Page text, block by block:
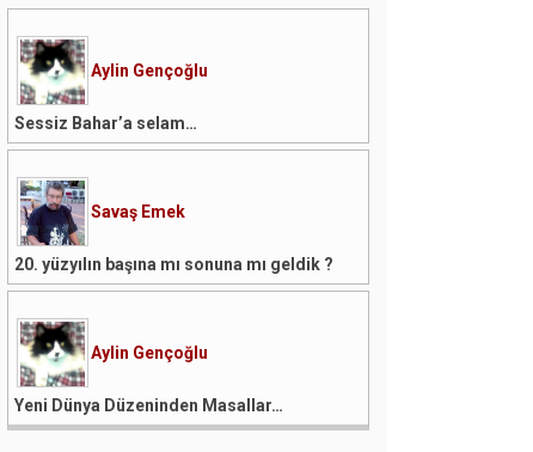
Aylin Gençoğlu
Sessiz Bahar’a selam…
Savaş Emek
20. yüzyılın başına mı sonuna mı geldik ?
Aylin Gençoğlu
Yeni Dünya Düzeninden Masallar…